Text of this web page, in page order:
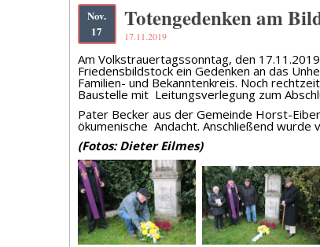
Nov.
17
Totengedenken am
17.11.2019
Am Volkstrauertagssonntag, den
Friedensbildstock ein Gedenken an das
Familien- und Bekanntenkreis. Noch
Baustelle mit Leitungsverlegung zum
Pater Becker aus der Gemeinde Horst-
ökumenische Andacht. Anschließend
(Fotos: Dieter Eilmes)